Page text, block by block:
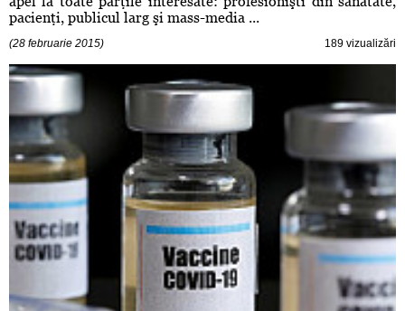
pacienţi, publicul larg şi mass-media ...
(28 februarie 2015) 189 vizualizări